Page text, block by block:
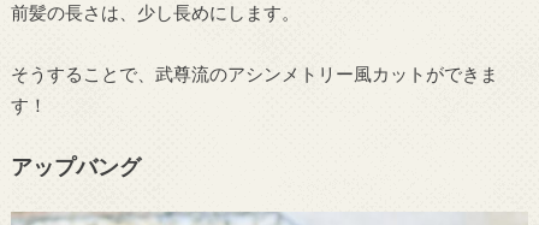
前髪の長さは、少し長めにします。
そうすることで、武尊流のアシンメトリー風カットができま
す！
アップバング